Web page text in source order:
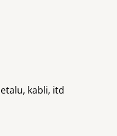
kabli, itd